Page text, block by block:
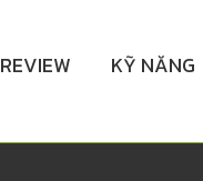
REVIEW KỸ NĂNG